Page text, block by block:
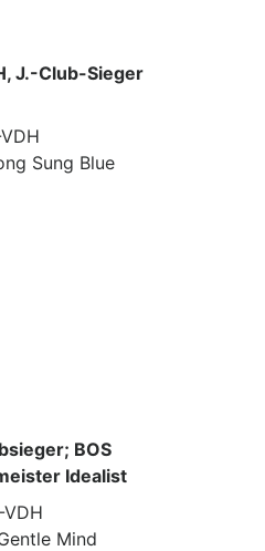
J.-Club-Sieger
Sung Blue
BOS
Idealist
Mind